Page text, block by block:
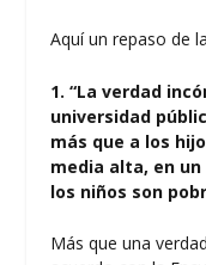
Aquí un repaso de
1. “La verdad
universidad
más que a los
media alta, en
los niños son
Más que una